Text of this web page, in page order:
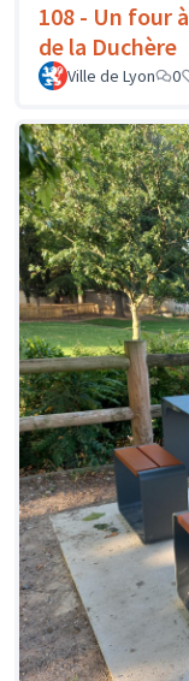
108 - Un four
de la Duchère
Ville de Lyon 0